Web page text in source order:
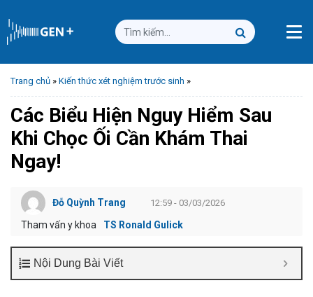
Trang chủ » Kiến thức xét nghiệm trước sinh »
Các Biểu Hiện Nguy Hiểm Sau
Khi Chọc Ối Cần Khám Thai
Ngay!
Đỗ Quỳnh Trang 12:59 - 03/03/2026
Tham vấn y khoa TS Ronald Gulick
Nội Dung Bài Viết